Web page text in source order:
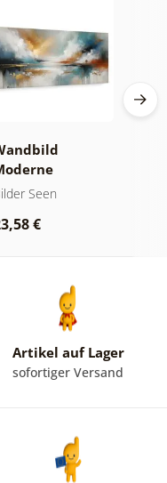
mit
Seen
€
Artikel auf Lager
sofortiger Versand